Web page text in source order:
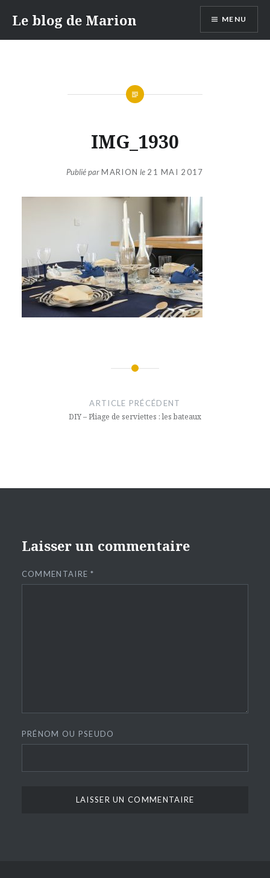
contenu
Le blog de Marion MENU
IMG_1930
Publié parMARION le 21 MAI 2017
ARTICLE PRÉCÉDENT
DIY – Pliage de serviettes : les bateaux
Laisser un commentaire
COMMENTAIRE*
PRÉNOM OU PSEUDO